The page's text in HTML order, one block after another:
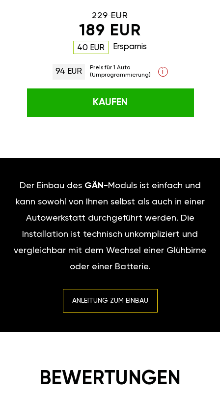
229 EUR
189 EUR
40 EUR Ersparnis
94 EUR
Preis für 1 Auto
(Umprogrammierung)
i
KAUFEN
Der Einbau des GÄN -Moduls ist einfach und
kann sowohl von Ihnen selbst als auch in einer
Autowerkstatt durchgeführt werden. Die
Installation ist technisch unkompliziert und
vergleichbar mit dem Wechsel einer Glühbirne
oder einer Batterie.
ANLEITUNG ZUM EINBAU
BEWERTUNGEN